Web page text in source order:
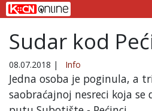
Sudar kod
08.07.2018 | Info
Jedna osoba je poginula, a
saobraćajnoj nesreci koja